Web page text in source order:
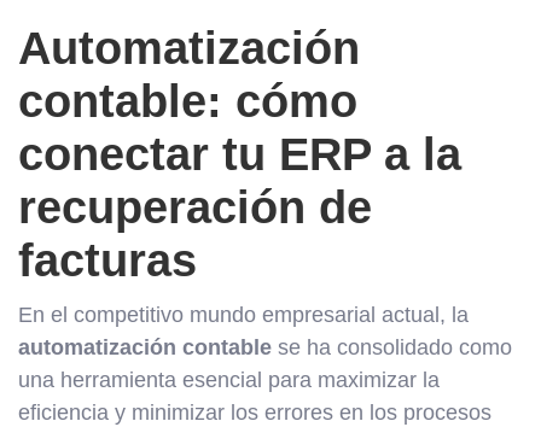
Automatización
contable: cómo
conectar tu ERP a la
recuperación de
facturas
En el competitivo mundo empresarial actual, la
automatización contable se ha consolidado como
una herramienta esencial para maximizar la
eficiencia y minimizar los errores en los procesos